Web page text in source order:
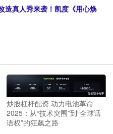
造真人秀来袭！凯度《用心焕
炒股杠杆配资 动力电池革命
2025：从“技术突围”到“全球话
语权”的狂飙之路